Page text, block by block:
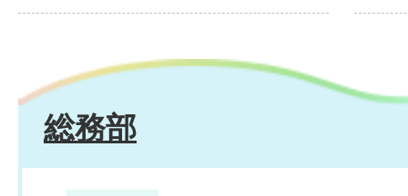
総務部